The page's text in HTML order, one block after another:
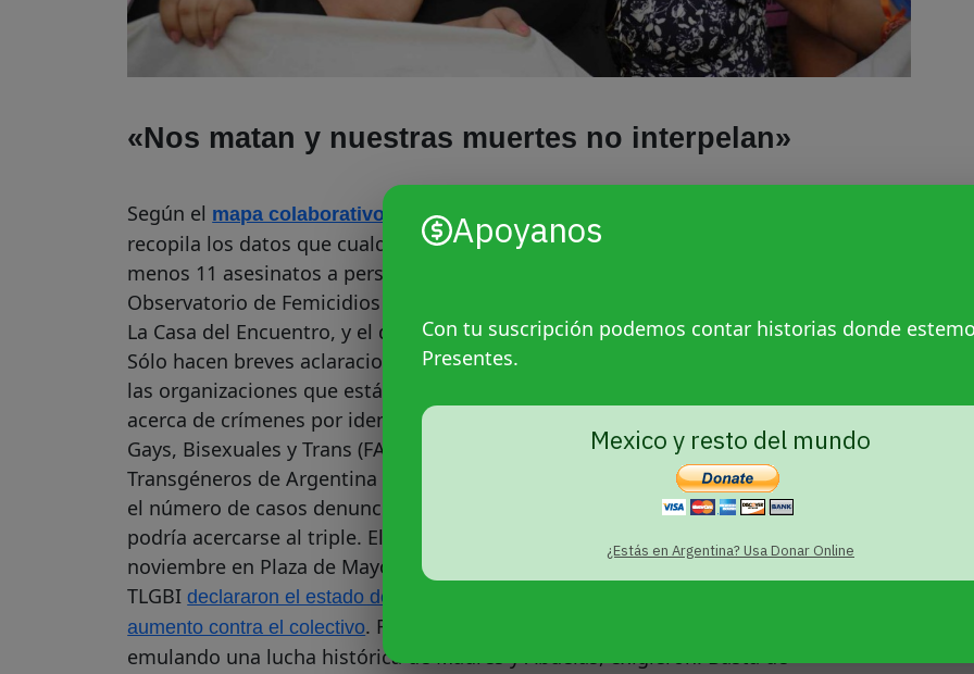
Apoyanos
Con tu suscripción podemos contar historias donde
Presentes.
Mexico y resto del mundo
¿Estás en Argentina? Usa Donar Online
«Nos matan y nuestras muertes no interpelan»
Según el mapa colaborativo de las violencias trans
recopila los datos que cualquier persona puede aportar) en 2016 se perpetraron al
menos 11 asesinatos a personas trans y travestis. En el número coinciden el
Observatorio de Femicidios en Argentina Adriana Marisel Zambrano, coordinado por
La Casa del Encuentro, y el de las Mujeres de la Matria Latinoamericana (MuMaLá).
Sólo hacen breves aclaraciones en medio de sus informes por femicidios en general:
las organizaciones que están llevando a cabo los primeros informes específicos
acerca de crímenes por identidad de género – la Federación Argentina de Lesbianas,
Gays, Bisexuales y Trans (FALGBT), la Asociación de Travestis, Transexuales y
Transgéneros de Argentina (ATTTA), la Defensoría del Pueblo y OTRANS- estiman que
el número de casos denunciados podría ascender, por lo menos, al doble e incluso
podría acercarse al triple. El recrudecimiento de la violencia convocó el 24 de
noviembre en Plaza de Mayo a un «Gritazo» donde un grupo de organizaciones
TLGBIdeclararon el estado de emergencia del colectivo por la violencia sistemática y en
aumento contra el colectivo. Formaron una ronda alrededor de la Pirámide y,
emulando una lucha histórica de Madres y Abuelas, exigieron: Basta de